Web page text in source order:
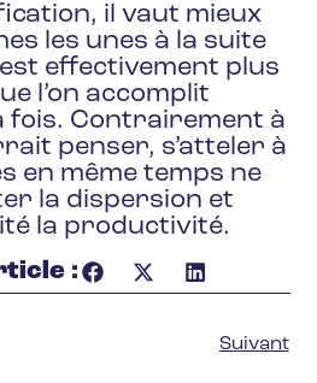
il vaut mieux
les unes à la suite
effectivement plus
l’on accomplit
fois. Contrairement à
penser, s’atteler à
en même temps ne
la dispersion et
la productivité.
:
Suivant